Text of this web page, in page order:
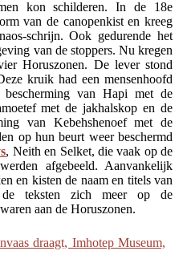
kon schilderen. In de 18e
van de canopenkist en kreeg
schrijn. Ook gedurende het
van de stoppers. Nu kregen
Horuszonen. De lever stond
kruik had een mensenhoofd
van Hapi met de
met de jakhalskop en de
van Kebehshenoef met de
op hun beurt weer beschermd
, Neith en Selket, die vaak op de
afgebeeld. Aanvankelijk
en kisten de naam en titels van
de teksten zich meer op de
aan de Horuszonen.